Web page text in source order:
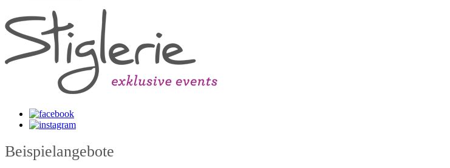
Beispielangebote